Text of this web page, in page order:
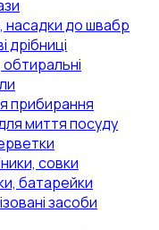
до швабр
дрібниці
обтиральні
прибирання
миття посуду
совки
батарейки
засоби